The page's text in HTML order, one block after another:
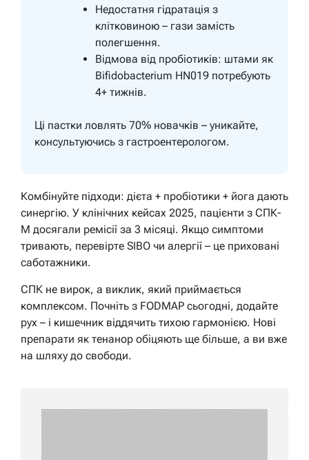
Недостатня гідратація з
клітковиною – гази замість
полегшення.
Відмова від пробіотиків: штами як
Bifidobacterium HN019 потребують
4+ тижнів.
Ці пастки ловлять 70% новачків – уникайте,
консультуючись з гастроентерологом.
Комбінуйте підходи: дієта + пробіотики + йога дають
синергію. У клінічних кейсах 2025, пацієнти з СПК-
М досягали ремісії за 3 місяці. Якщо симптоми
тривають, перевірте SIBO чи алергії – це приховані
саботажники.
СПК не вирок, а виклик, який приймається
комплексом. Почніть з FODMAP сьогодні, додайте
рух – і кишечник віддячить тихою гармонією. Нові
препарати як тенанор обіцяють ще більше, а ви вже
на шляху до свободи.